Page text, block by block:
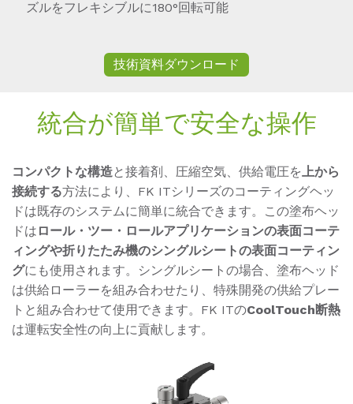
ズルをフレキシブルに180°回転可能
技術資料ダウンロード
統合が簡単で安全な操作
コンパクトな構造と接着剤、圧縮空気、供給電圧を 上から
接続する方法により、FK ITシリーズのコーティングヘッ
ドは既存のシステムに簡単に統合できます。この塗布ヘッ
ドは ロール・ツー・ロールアプリケーションの表面コーテ
ィングや折りたたみ機のシングルシートの表面コーティン
グにも使用されます。シングルシートの場合、塗布ヘッド
は供給ローラーを組み合わせたり、特殊開発の供給プレー
トと組み合わせて使用できます。FK ITのCoolTouch断熱
は運転安全性の向上に貢献します。